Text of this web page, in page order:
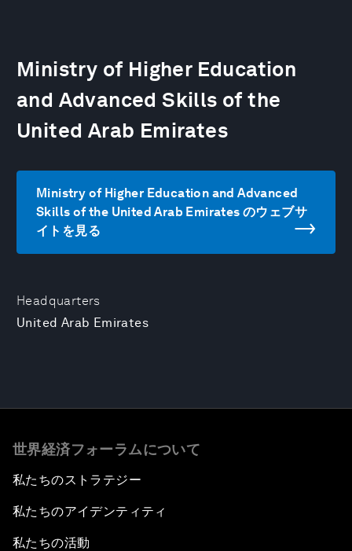
Headquarters
United Arab Emirates
Ministry of Higher Education
and Advanced Skills of the
United Arab Emirates
Ministry of Higher Education and Advanced
Skills of the United Arab Emirates のウェブサ
イトを見る
世界経済フォーラムについて
私たちのストラテジー
私たちのアイデンティティ
私たちの活動